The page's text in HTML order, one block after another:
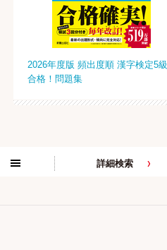
2026年度版 頻出度順 漢字検定5級
合格！問題集
詳細検索